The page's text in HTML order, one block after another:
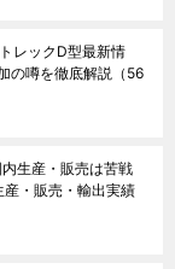
レックD型最新情
の噂を徹底解説 （56
生産・販売は苦戦
産・販売・輸出実績